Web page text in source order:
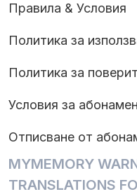
Правила & Условия
Политика за
Политика за
Условия за
Отписване от
MYMEMORY
TRANSLATIONS